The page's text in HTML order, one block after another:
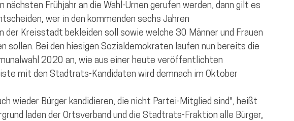
Frühjahr an die Wahl-Urnen gerufen werden, dann gilt es
wer in den kommenden sechs Jahren
der Kreisstadt bekleiden soll sowie welche 30 Männer und Frauen
sollen. Bei den hiesigen Sozialdemokraten laufen nun bereits die
2020 an, wie aus einer heute veröffentlichten
mit den Stadtrats-Kandidaten wird demnach im Oktober
wieder Bürger kandidieren, die nicht Partei-Mitglied sind", heißt
laden der Ortsverband und die Stadtrats-Fraktion alle Bürger,